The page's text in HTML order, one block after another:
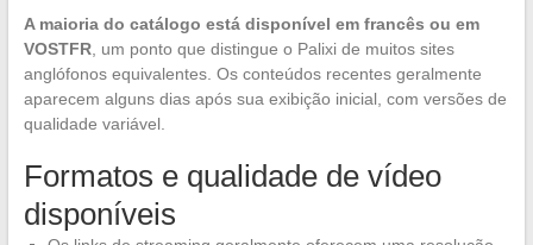
A maioria do catálogo está disponível em francês ou em
VOSTFR, um ponto que distingue o Palixi de muitos sites
anglófonos equivalentes. Os conteúdos recentes geralmente
aparecem alguns dias após sua exibição inicial, com versões de
qualidade variável.
Formatos e qualidade de vídeo
disponíveis